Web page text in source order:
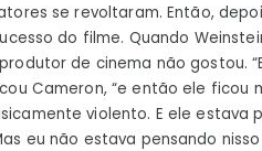
se revoltaram. Então,
do filme. Quando
de cinema não gostou.
Cameron, “e então ele ficou
violento. E ele estava
eu não estava pensando